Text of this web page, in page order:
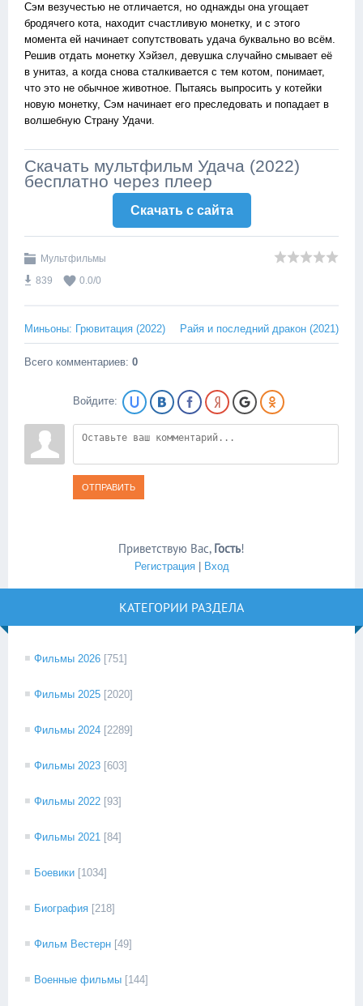
Сэм везучестью не отличается, но однажды она угощает
бродячего кота, находит счастливую монетку, и с этого
момента ей начинает сопутствовать удача буквально во всём.
Решив отдать монетку Хэйзел, девушка случайно смывает её
в унитаз, а когда снова сталкивается с тем котом, понимает,
что это не обычное животное. Пытаясь выпросить у котейки
новую монетку, Сэм начинает его преследовать и попадает в
волшебную Страну Удачи.
Скачать мультфильм Удача (2022)
бесплатно через плеер
Скачать c сайта
Мультфильмы
839
0.0/0
Миньоны: Грювитация (2022) Райя и последний дракон (2021)
Всего комментариев: 0
Войдите:
ОТПРАВИТЬ
Приветствую Вас, Гость!
Регистрация| Вход
КАТЕГОРИИ РАЗДЕЛА
Фильмы 2026 [751]
Фильмы 2025 [2020]
Фильмы 2024 [2289]
Фильмы 2023 [603]
Фильмы 2022 [93]
Фильмы 2021 [84]
Боевики [1034]
Биография [218]
Фильм Вестерн [49]
Военные фильмы [144]